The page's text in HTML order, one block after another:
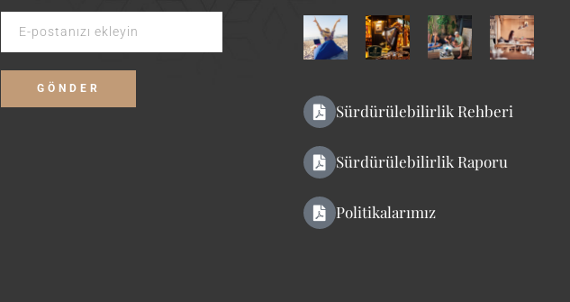
Sürdürülebilirlik Rehberi
Sürdürülebilirlik Raporu
Politikalarımız